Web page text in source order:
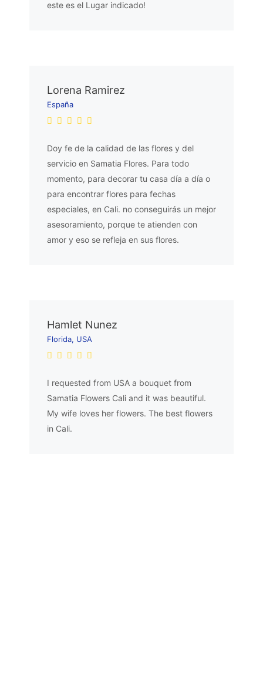
este es el Lugar indicado!
Lorena Ramirez
España
Doy fe de la calidad de las flores y del
servicio en Samatia Flores. Para todo
momento, para decorar tu casa día a día o
para encontrar flores para fechas
especiales, en Cali. no conseguirás un mejor
asesoramiento, porque te atienden con
amor y eso se refleja en sus flores.
Hamlet Nunez
Florida, USA
I requested from USA a bouquet from
Samatia Flowers Cali and it was beautiful.
My wife loves her flowers. The best flowers
in Cali.